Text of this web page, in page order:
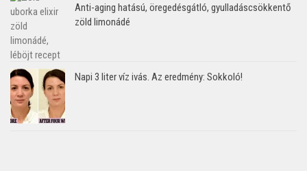
Anti-aging hatású, öregedésgátló, gyulladáscsökkentő
zöld limonádé
Napi 3 liter víz ivás. Az eredmény: Sokkoló!